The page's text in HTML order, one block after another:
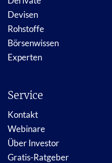
Devisen
Rohstoffe
Börsenwissen
Experten
Service
Kontakt
Webinare
Über Investor
Gratis-Ratgeber